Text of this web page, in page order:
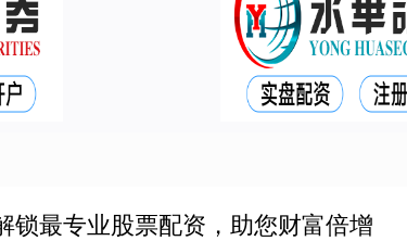
锁最专业股票配资，助您财富倍增